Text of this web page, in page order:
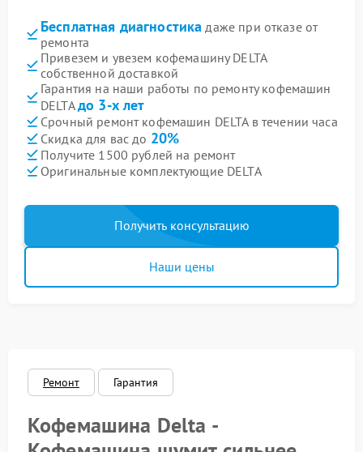
Бесплатная диагностика даже при отказе от
ремонта
Привезем и увезем кофемашину DELTA
собственной доставкой
Гарантия на наши работы по ремонту кофемашин
DELTAдо 3-х лет
Срочный ремонт кофемашин DELTA в течении часа
Скидка для вас до 20%
Получите 1500 рублей на ремонт
Оригинальные комплектующие DELTA
Получить консультацию
Наши цены
Ремонт Гарантия
Кофемашина Delta -